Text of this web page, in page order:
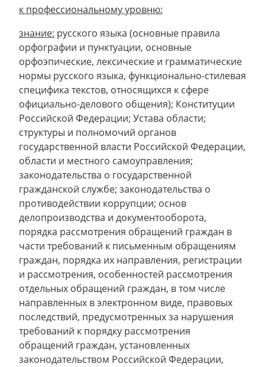
к профессиональному уровню:
знание: русского языка (основные правила
орфографии и пунктуации, основные
орфоэпические, лексические и грамматические
нормы русского языка, функционально-стилевая
специфика текстов, относящихся к сфере
официально-делового общения); Конституции
Российской Федерации; Устава области;
структуры и полномочий органов
государственной власти Российской Федерации,
области и местного самоуправления;
законодательства о государственной
гражданской службе; законодательства о
противодействии коррупции; основ
делопроизводства и документооборота,
порядка рассмотрения обращений граждан в
части требований к письменным обращениям
граждан, порядка их направления, регистрации
и рассмотрения, особенностей рассмотрения
отдельных обращений граждан, в том числе
направленных в электронном виде, правовых
последствий, предусмотренных за нарушения
требований к порядку рассмотрения
обращений граждан, установленных
законодательством Российской Федерации,